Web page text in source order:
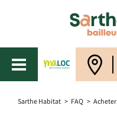
Sarthe Habitat > FAQ > Acheter